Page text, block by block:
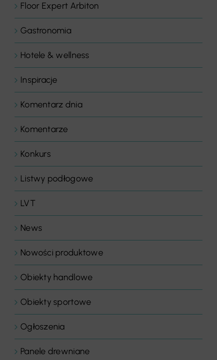
Floor Expert Arbiton
Gastronomia
Hotele & wellness
Inspiracje
Komentarz dnia
Komentarze
Konkurs
Listwy podłogowe
LVT
News
Nowości produktowe
Obiekty handlowe
Obiekty sportowe
Ogłoszenia
Panele drewniane